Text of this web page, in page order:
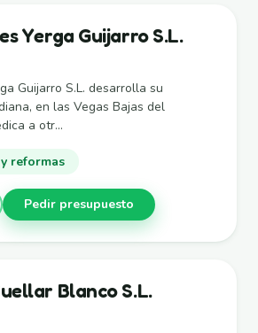
Yerga Guijarro S.L.
Guijarro S.L. desarrolla su
en las Vegas Bajas del
a otr...
reformas
Pedir presupuesto
Blanco S.L.